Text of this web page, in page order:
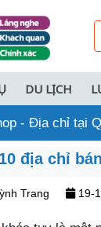
DU LỊCH
- Địa chỉ tại
địa chỉ
Trang 19-